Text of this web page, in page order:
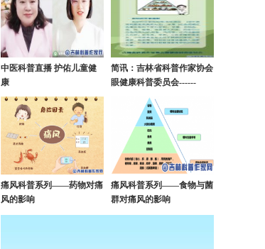
中医科普直播 护佑儿童健
康
简讯：吉林省科普作家协会
眼健康科普委员会------
痛风科普系列——药物对痛
风的影响
痛风科普系列——食物与菌
群对痛风的影响